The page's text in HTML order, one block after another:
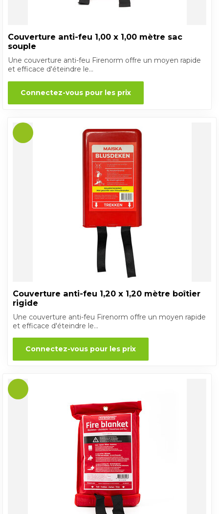
Couverture anti-feu 1,00 x 1,00 mètre sac
souple
Une couverture anti-feu Firenorm offre un moyen rapide
et efficace d'éteindre le...
Connectez-vous pour les prix
Couverture anti-feu 1,20 x 1,20 mètre boîtier
rigide
Une couverture anti-feu Firenorm offre un moyen rapide
et efficace d'éteindre le...
Connectez-vous pour les prix